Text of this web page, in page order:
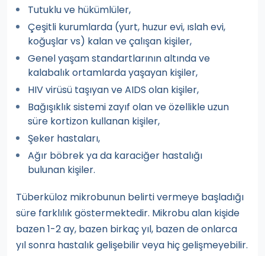
Tutuklu ve hükümlüler,
Çeşitli kurumlarda (yurt, huzur evi, ıslah evi,
koğuşlar vs) kalan ve çalışan kişiler,
Genel yaşam standartlarının altında ve
kalabalık ortamlarda yaşayan kişiler,
HIV virüsü taşıyan ve AIDS olan kişiler,
Bağışıklık sistemi zayıf olan ve özellikle uzun
süre kortizon kullanan kişiler,
Şeker hastaları,
Ağır böbrek ya da karaciğer hastalığı
bulunan kişiler.
Tüberküloz mikrobunun belirti vermeye başladığı
süre farklılık göstermektedir. Mikrobu alan kişide
bazen 1-2 ay, bazen birkaç yıl, bazen de onlarca
yıl sonra hastalık gelişebilir veya hiç gelişmeyebilir.